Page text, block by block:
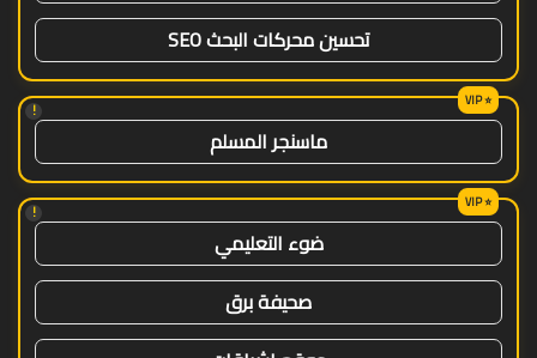
تحسين محركات البحث SEO
!
ماسنجر المسلم
!
ضوء التعليمي
صحيفة برق